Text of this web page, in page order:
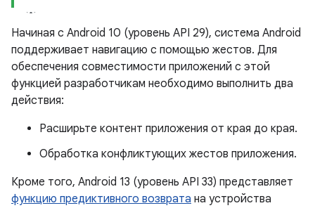
Начиная с Android 10 (уровень API 29), система Android
поддерживает навигацию с помощью жестов. Для
обеспечения совместимости приложений с этой
функцией разработчикам необходимо выполнить два
действия:
Расширьте контент приложения от края до края.
Обработка конфликтующих жестов приложения.
Кроме того, Android 13 (уровень API 33) представляет
функцию предиктивного возврата на устройства